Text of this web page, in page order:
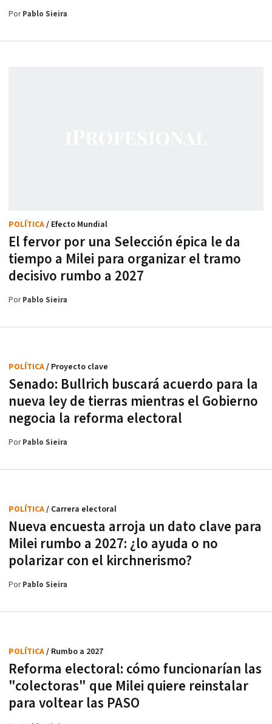
PorPablo Sieira
El fervor por una Selección épica le da
tiempo a Milei para organizar el tramo
decisivo rumbo a 2027
POLÍTICA/ Efecto Mundial
PorPablo Sieira
Senado: Bullrich buscará acuerdo para la
nueva ley de tierras mientras el Gobierno
negocia la reforma electoral
POLÍTICA/ Proyecto clave
PorPablo Sieira
Nueva encuesta arroja un dato clave para
Milei rumbo a 2027: ¿lo ayuda o no
polarizar con el kirchnerismo?
POLÍTICA/ Carrera electoral
PorPablo Sieira
Reforma electoral: cómo funcionarían las
"colectoras" que Milei quiere reinstalar
para voltear las PASO
POLÍTICA/ Rumbo a 2027